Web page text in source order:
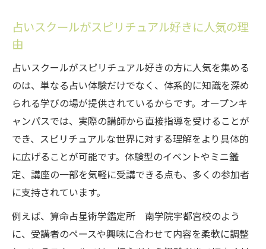
占いスクールがスピリチュアル好きに人気の理
由
占いスクールがスピリチュアル好きの方に人気を集める
のは、単なる占い体験だけでなく、体系的に知識を深め
られる学びの場が提供されているからです。オープンキ
ャンパスでは、実際の講師から直接指導を受けることが
でき、スピリチュアルな世界に対する理解をより具体的
に広げることが可能です。体験型のイベントやミニ鑑
定、講座の一部を気軽に受講できる点も、多くの参加者
に支持されています。
例えば、算命占星術学鑑定所 南学院宇都宮校のよう
に、受講者のペースや興味に合わせて内容を柔軟に調整